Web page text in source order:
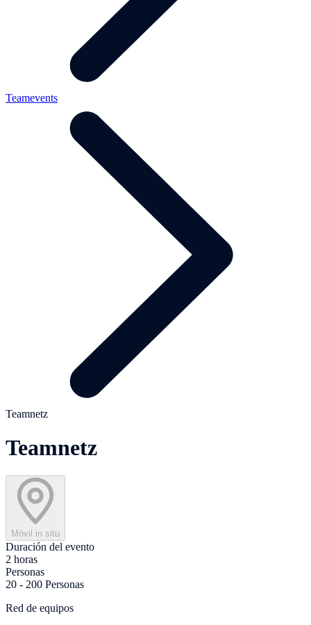
Teamevents
Teamnetz
Teamnetz
Móvil in situ
Duración del evento
2 horas
Personas
20 - 200 Personas
Red de equipos